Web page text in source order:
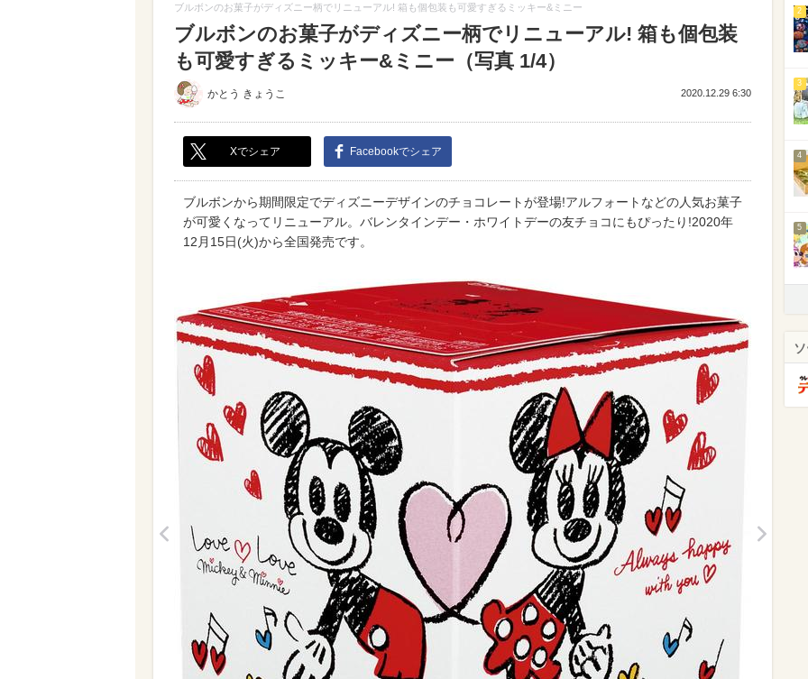
ブルボンのお菓子がディズニー柄でリニューアル! 箱も個包装も可愛すぎるミッキー&ミニー
ブルボンのお菓子がディズニー柄でリニューアル! 箱も個包装
も可愛すぎるミッキー&ミニー（写真 1/4）
かとう きょうこ 2020.12.29 6:30
Xでシェア Facebookでシェア
ブルボンから期間限定でディズニーデザインのチョコレートが登場!アルフォートなどの人気お菓子
が可愛くなってリニューアル。バレンタインデー・ホワイトデーの友チョコにもぴったり!2020年
12月15日(火)から全国発売です。
2
3
4
5